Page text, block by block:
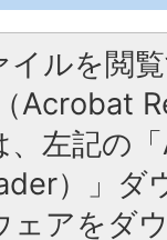
イルを閲
Acrobat
、左記の
）」ダ
ェアをダ